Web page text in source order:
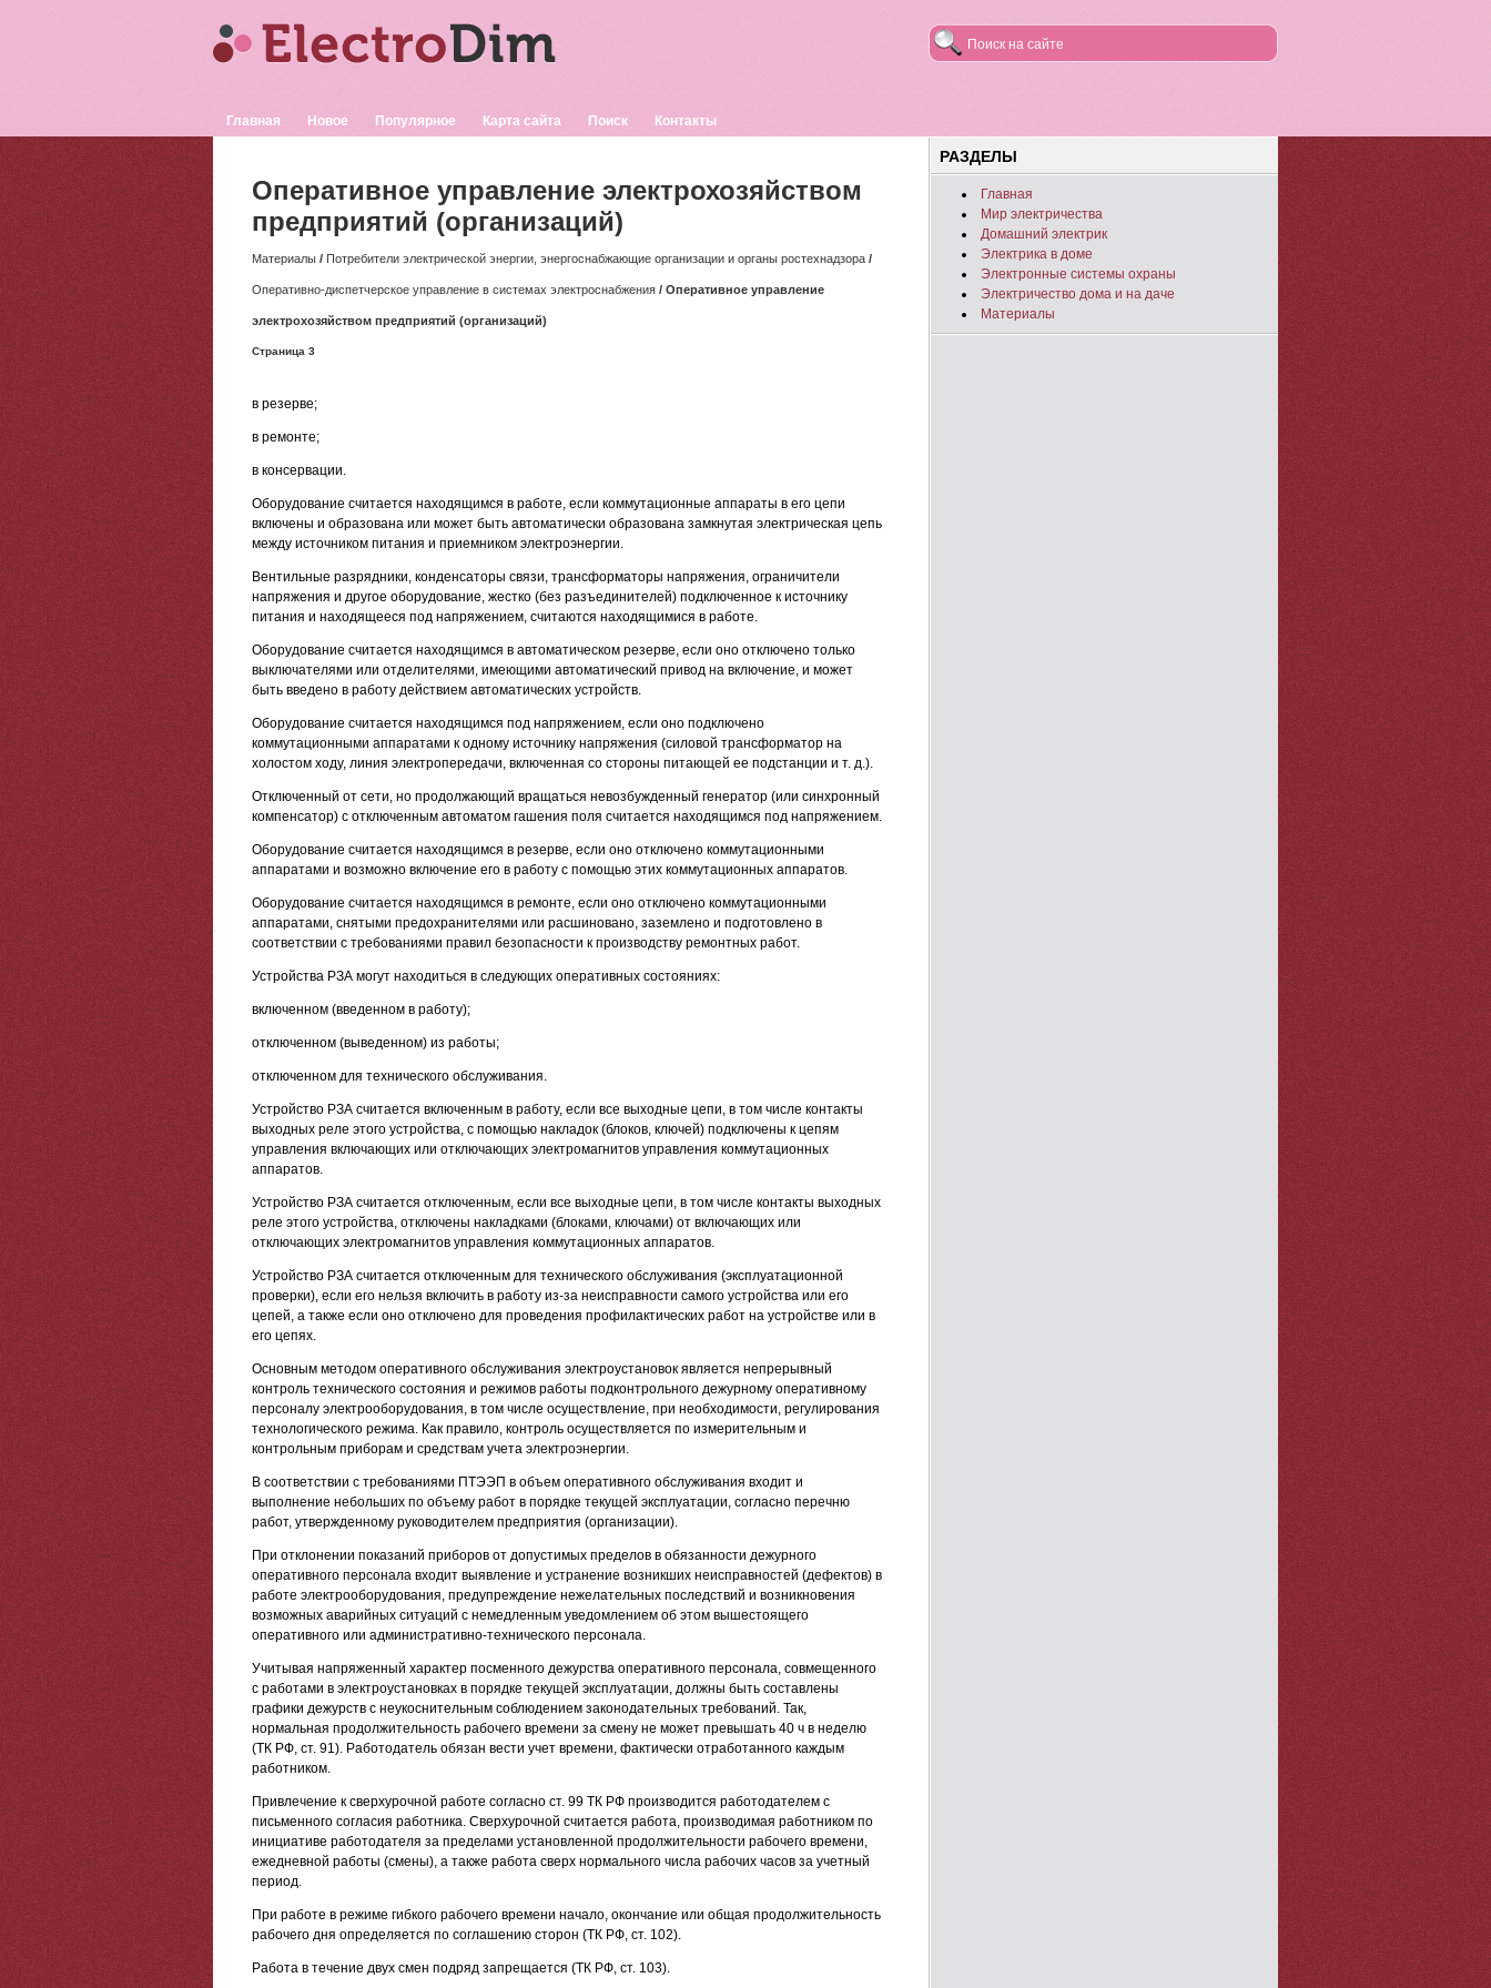
Главная Новое Популярное Карта сайта Поиск Контакты
Оперативное управление электрохозяйством
предприятий (организаций)
Материалы / Потребители электрической энергии, энергоснабжающие организации и органы ростехнадзора /
Оперативно-диспетчерское управление в системах электроснабжения / Оперативное управление
электрохозяйством предприятий (организаций)
Страница 3
в резерве;
в ремонте;
в консервации.
Оборудование считается находящимся в работе, если коммутационные аппараты в его цепи
включены и образована или может быть автоматически образована замкнутая электрическая цепь
между источником питания и приемником электроэнергии.
Вентильные разрядники, конденсаторы связи, трансформаторы напряжения, ограничители
напряжения и другое оборудование, жестко (без разъединителей) подключенное к источнику
питания и находящееся под напряжением, считаются находящимися в работе.
Оборудование считается находящимся в автоматическом резерве, если оно отключено только
выключателями или отделителями, имеющими автоматический привод на включение, и может
быть введено в работу действием автоматических устройств.
Оборудование считается находящимся под напряжением, если оно подключено
коммутационными аппаратами к одному источнику напряжения (силовой трансформатор на
холостом ходу, линия электропередачи, включенная со стороны питающей ее подстанции и т. д.).
Отключенный от сети, но продолжающий вращаться невозбужденный генератор (или синхронный
компенсатор) с отключенным автоматом гашения поля считается находящимся под напряжением.
Оборудование считается находящимся в резерве, если оно отключено коммутационными
аппаратами и возможно включение его в работу с помощью этих коммутационных аппаратов.
Оборудование считается находящимся в ремонте, если оно отключено коммутационными
аппаратами, снятыми предохранителями или расшиновано, заземлено и подготовлено в
соответствии с требованиями правил безопасности к производству ремонтных работ.
Устройства РЗА могут находиться в следующих оперативных состояниях:
включенном (введенном в работу);
отключенном (выведенном) из работы;
отключенном для технического обслуживания.
Устройство РЗА считается включенным в работу, если все выходные цепи, в том числе контакты
выходных реле этого устройства, с помощью накладок (блоков, ключей) подключены к цепям
управления включающих или отключающих электромагнитов управления коммутационных
аппаратов.
Устройство РЗА считается отключенным, если все выходные цепи, в том числе контакты выходных
реле этого устройства, отключены накладками (блоками, ключами) от включающих или
отключающих электромагнитов управления коммутационных аппаратов.
Устройство РЗА считается отключенным для технического обслуживания (эксплуатационной
проверки), если его нельзя включить в работу из-за неисправности самого устройства или его
цепей, а также если оно отключено для проведения профилактических работ на устройстве или в
его цепях.
Основным методом оперативного обслуживания электроустановок является непрерывный
контроль технического состояния и режимов работы подконтрольного дежурному оперативному
персоналу электрооборудования, в том числе осуществление, при необходимости, регулирования
технологического режима. Как правило, контроль осуществляется по измерительным и
контрольным приборам и средствам учета электроэнергии.
В соответствии с требованиями ПТЭЭП в объем оперативного обслуживания входит и
выполнение небольших по объему работ в порядке текущей эксплуатации, согласно перечню
работ, утвержденному руководителем предприятия (организации).
При отклонении показаний приборов от допустимых пределов в обязанности дежурного
оперативного персонала входит выявление и устранение возникших неисправностей (дефектов) в
работе электрооборудования, предупреждение нежелательных последствий и возникновения
возможных аварийных ситуаций с немедленным уведомлением об этом вышестоящего
оперативного или административно-технического персонала.
Учитывая напряженный характер посменного дежурства оперативного персонала, совмещенного
с работами в электроустановках в порядке текущей эксплуатации, должны быть составлены
графики дежурств с неукоснительным соблюдением законодательных требований. Так,
нормальная продолжительность рабочего времени за смену не может превышать 40 ч в неделю
(ТК РФ, ст. 91). Работодатель обязан вести учет времени, фактически отработанного каждым
работником.
Привлечение к сверхурочной работе согласно ст. 99 ТК РФ производится работодателем с
письменного согласия работника. Сверхурочной считается работа, производимая работником по
инициативе работодателя за пределами установленной продолжительности рабочего времени,
ежедневной работы (смены), а также работа сверх нормального числа рабочих часов за учетный
период.
При работе в режиме гибкого рабочего времени начало, окончание или общая продолжительность
рабочего дня определяется по соглашению сторон (ТК РФ, ст. 102).
Работа в течение двух смен подряд запрещается (ТК РФ, ст. 103).
РАЗДЕЛЫ
Главная
Мир электричества
Домашний электрик
Электрика в доме
Электронные системы охраны
Электричество дома и на даче
Материалы